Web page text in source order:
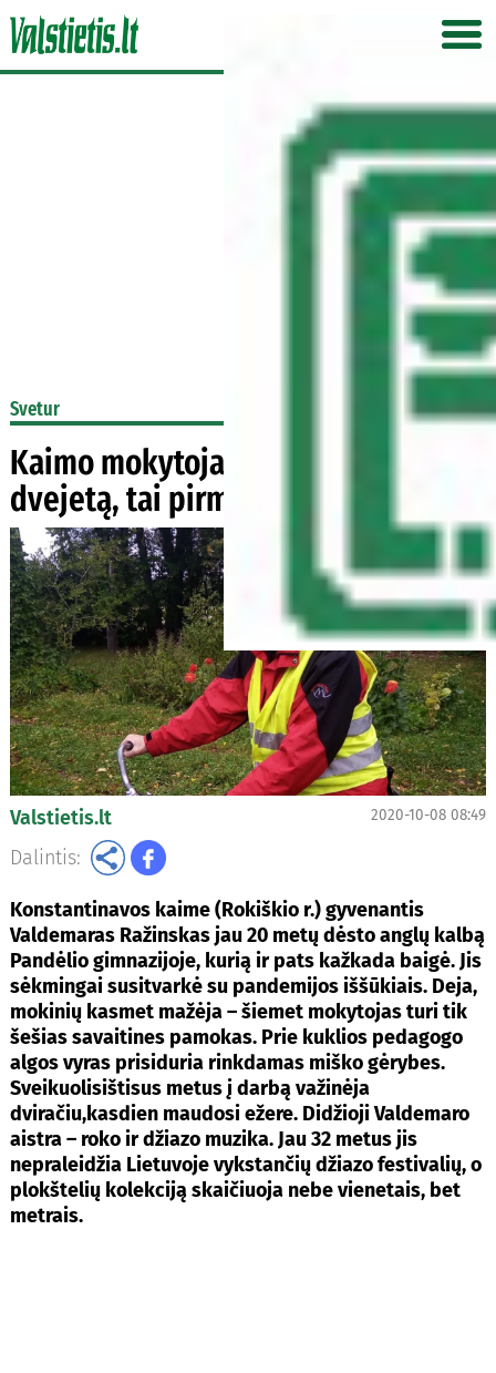
Svetur
Kaimo mokytojas: jei išvedu
dvejetą, tai pirmiausia sau
Valstietis.lt 2020-10-08 08:49
Dalintis:
Konstantinavos kaime (Rokiškio r.) gyvenantis
Valdemaras Ražinskas jau 20 metų dėsto anglų kalbą
Pandėlio gimnazijoje, kurią ir pats kažkada baigė. Jis
sėkmingai susitvarkė su pandemijos iššūkiais. Deja,
mokinių kasmet mažėja – šiemet mokytojas turi tik
šešias savaitines pamokas. Prie kuklios pedagogo
algos vyras prisiduria rinkdamas miško gėrybes.
Sveikuolisištisus metus į darbą važinėja
dviračiu,kasdien maudosi ežere. Didžioji Valdemaro
aistra – roko ir džiazo muzika. Jau 32 metus jis
nepraleidžia Lietuvoje vykstančių džiazo festivalių, o
plokštelių kolekciją skaičiuoja nebe vienetais, bet
metrais.